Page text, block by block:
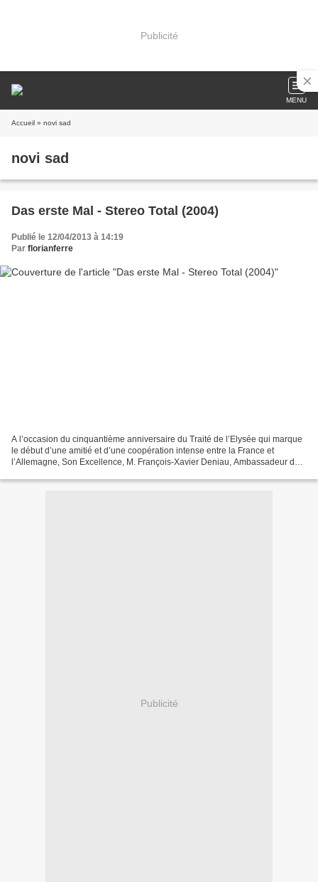
Publicité
MENU
Accueil » novi sad
novi sad
Das erste Mal - Stereo Total (2004)
Publié le 12/04/2013 à 14:19
Par florianferre
A l’occasion du cinquantième anniversaire du Traité de l’Elysée qui marque
le début d’une amitié et d’une coopération intense entre la France et
l’Allemagne, Son Excellence, M. François-Xavier Deniau, Ambassadeur de
Publicité